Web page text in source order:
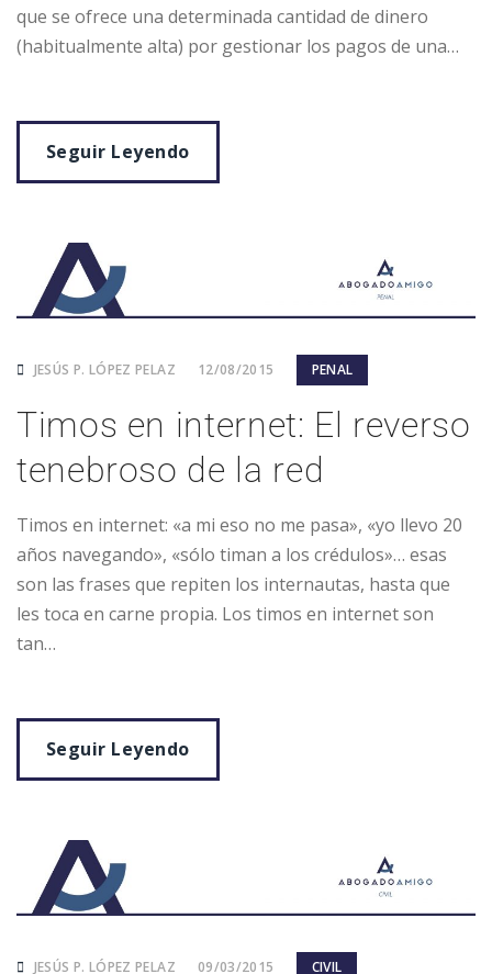
que se ofrece una determinada cantidad de dinero
(habitualmente alta) por gestionar los pagos de una…
Seguir Leyendo
JESÚS P. LÓPEZ PELAZ 12/08/2015 PENAL
Timos en internet: El reverso
tenebroso de la red
Timos en internet: «a mi eso no me pasa», «yo llevo 20
años navegando», «sólo timan a los crédulos»… esas
son las frases que repiten los internautas, hasta que
les toca en carne propia. Los timos en internet son
tan…
Seguir Leyendo
JESÚS P. LÓPEZ PELAZ 09/03/2015 CIVIL